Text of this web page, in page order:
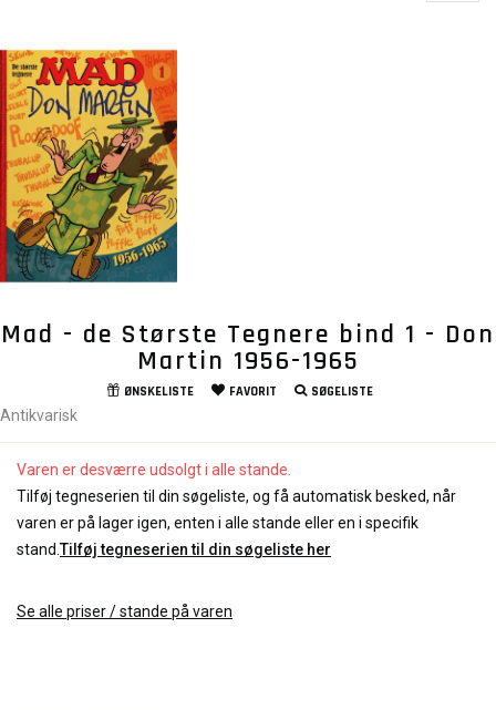
Mad - de Største Tegnere bind 1 - Don
Martin 1956-1965
ØNSKELISTE FAVORIT SØGELISTE
Antikvarisk
Varen er desværre udsolgt i alle stande.
Tilføj tegneserien til din søgeliste, og få automatisk besked, når
varen er på lager igen, enten i alle stande eller en i specifik
stand.Tilføj tegneserien til din søgeliste her
Se alle priser / stande på varen